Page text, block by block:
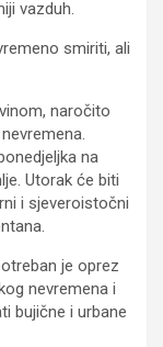
vazduh.
smiriti, ali
naročito
na
Utorak će biti
i sjeveroistočni
je oprez
nevremena i
bujične i urbane